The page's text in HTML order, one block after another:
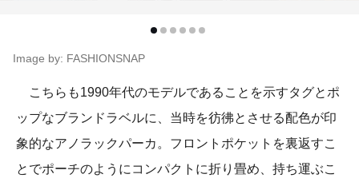
Image by: FASHIONSNAP
こちらも1990年代のモデルであることを示すタグとポ
ップなブランドラベルに、当時を彷彿とさせる配色が印
象的なアノラックパーカ。フロントポケットを裏返すこ
とでポーチのようにコンパクトに折り畳め、持ち運ぶこ